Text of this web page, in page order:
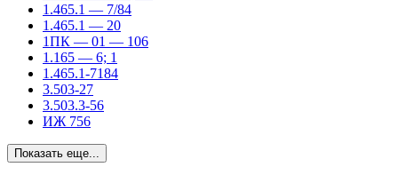
1.465.1 — 7/84
1.465.1 — 20
1ПК — 01 — 106
1.165 — 6; 1
1.465.1-7184
3.503-27
3.503.3-56
ИЖ 756
Показать еще...